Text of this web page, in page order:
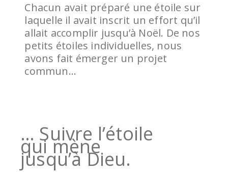
Chacun avait préparé une étoile sur
laquelle il avait inscrit un effort qu’il
allait accomplir jusqu’à Noël. De nos
petits étoiles individuelles, nous
avons fait émerger un projet
commun…
… Suivre l’étoile
qui mène
jusqu’à Dieu.